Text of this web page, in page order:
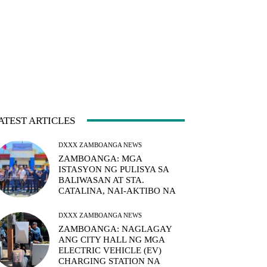
ARTICLES
DXXX ZAMBOANGA NEWS
ZAMBOANGA: MGA
ISTASYON NG PULISYA SA
BALIWASAN AT STA.
CATALINA, NAI-AKTIBO NA
DXXX ZAMBOANGA NEWS
ZAMBOANGA: NAGLAGAY
ANG CITY HALL NG MGA
ELECTRIC VEHICLE (EV)
CHARGING STATION NA